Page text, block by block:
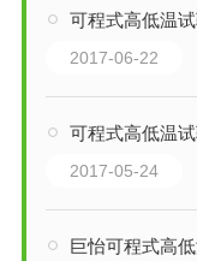
可程式高低温试
2017-06-22
可程式高低温
2017-05-24
巨怡可程式高